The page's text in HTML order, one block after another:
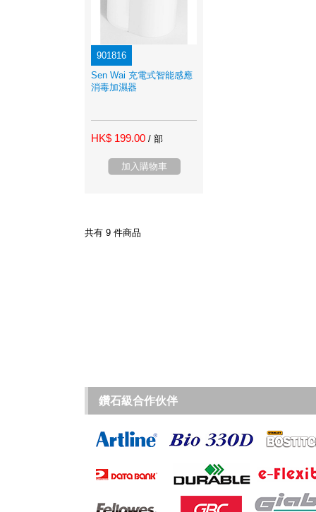
901816
Sen Wai 充電式智能感應
消毒加濕器
HK$ 199.00 / 部
加入購物車
共有 9 件商品
鑽石級合作伙伴